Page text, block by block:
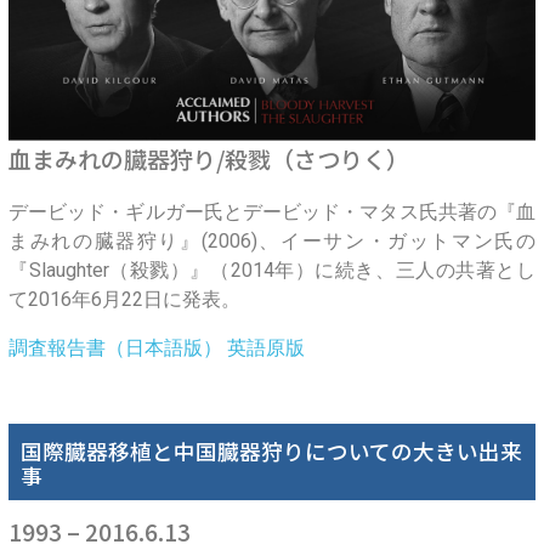
血まみれの臓器狩り/殺戮（さつりく）
デービッド・ギルガー氏とデービッド・マタス氏共著の『血
まみれの臓器狩り』(2006)、イーサン・ガットマン氏の
『Slaughter（殺戮）』（2014年）に続き、三人の共著とし
て2016年6月22日に発表。
調査報告書（日本語版） 英語原版
国際臓器移植と中国臓器狩りについての大きい出来
事
1993 – 2016.6.13